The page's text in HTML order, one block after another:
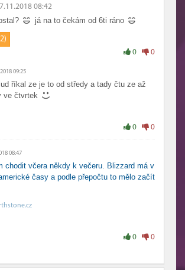
08:42
já na to čekám od 6ti ráno
0 0
09:25
říkal ze je to od středy a tady čtu ze až
ve čtvrtek
0 0
08:47
chodit včera někdy k večeru. Blizzard má v
časy a podle přepočtu to mělo začít
0 0